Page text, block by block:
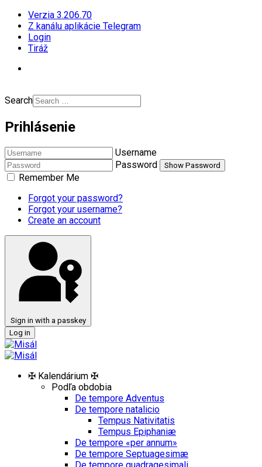
Verzia 3.206.70
Z kanálu aplikácie Telegram
Login
Tiráž
Search
Prihlásenie
Username
Password
Show Password
Remember Me
Forgot your password?
Forgot your username?
Create an account
Sign in with a passkey
Log in
✠ Kalendárium ✠
Podľa obdobia
De tempore Adventus
De tempore natalicio
Tempus Nativitatis
Tempus Epiphaniæ
De tempore «per annum»
De tempore Septuagesimæ